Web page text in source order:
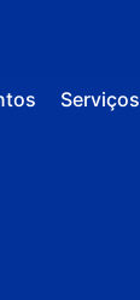
Serviços